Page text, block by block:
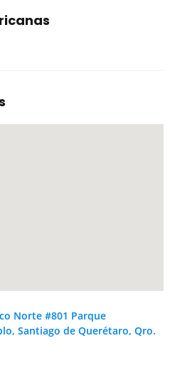
Norte #801 Parque
Santiago de Querétaro, Qro.